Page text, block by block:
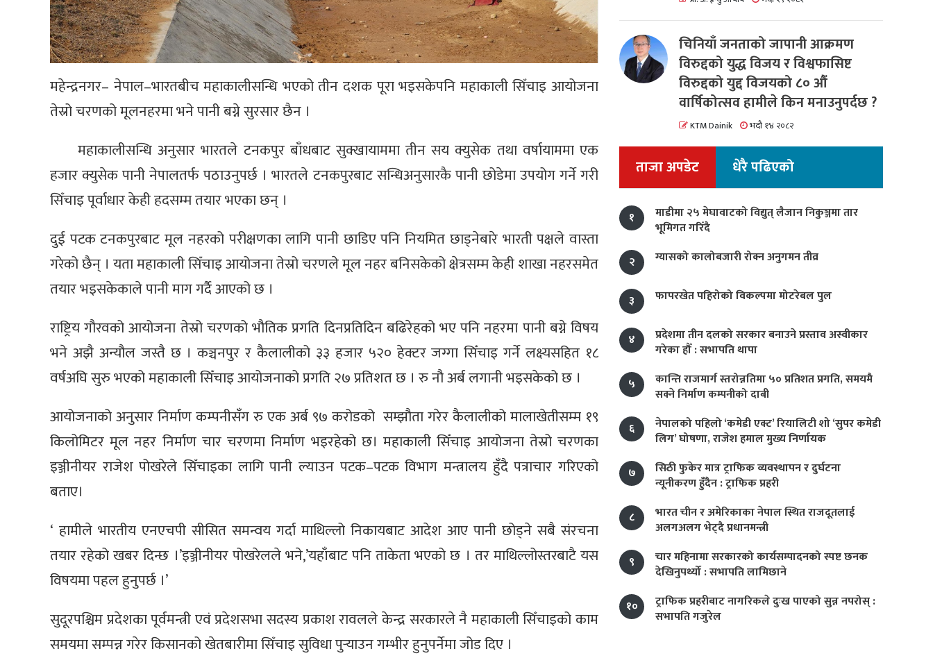
महेन्द्रनगर– नेपाल–भारतबीच महाकालीसन्धि भएको तीन दशक पूरा भइसकेपनि महाकाली सिँचाइ आयोजना
तेस्रो चरणको मूलनहरमा भने पानी बग्ने सुरसार छैन ।
महाकालीसन्धि अनुसार भारतले टनकपुर बाँधबाट सुक्खायाममा तीन सय क्युसेक तथा वर्षायाममा एक
हजार क्युसेक पानी नेपालतर्फ पठाउनुपर्छ । भारतले टनकपुरबाट सन्धिअनुसारकै पानी छोडेमा उपयोग गर्ने गरी
सिँचाइ पूर्वाधार केही हदसम्म तयार भएका छन् ।
दुई पटक टनकपुरबाट मूल नहरको परीक्षणका लागि पानी छाडिए पनि नियमित छाड्नेबारे भारती पक्षले वास्ता
गरेको छैन् । यता महाकाली सिँचाइ आयोजना तेस्रो चरणले मूल नहर बनिसकेको क्षेत्रसम्म केही शाखा नहरसमेत
तयार भइसकेकाले पानी माग गर्दै आएको छ ।
राष्ट्रिय गौरवको आयोजना तेस्रो चरणको भौतिक प्रगति दिनप्रतिदिन बढिरेहको भए पनि नहरमा पानी बग्ने विषय
भने अझै अन्यौल जस्तै छ । कञ्चनपुर र कैलालीको ३३ हजार ५२० हेक्टर जग्गा सिँचाइ गर्ने लक्ष्यसहित १८
वर्षअघि सुरु भएको महाकाली सिँचाइ आयोजनाको प्रगति २७ प्रतिशत छ । रु नौ अर्ब लगानी भइसकेको छ ।
आयोजनाको अनुसार निर्माण कम्पनीसँग रु एक अर्ब ९७ करोडको सम्झौता गरेर कैलालीको मालाखेतीसम्म १९
किलोमिटर मूल नहर निर्माण चार चरणमा निर्माण भइरहेको छ। महाकाली सिँचाइ आयोजना तेस्रो चरणका
इञ्जीनीयर राजेश पोखरेले सिँचाइका लागि पानी ल्याउन पटक–पटक विभाग मन्त्रालय हुँदै पत्राचार गरिएको
बताए।
‘ हामीले भारतीय एनएचपी सीसित समन्वय गर्दा माथिल्लो निकायबाट आदेश आए पानी छोड्ने सबै संरचना
तयार रहेको खबर दिन्छ ।’इञ्जीनीयर पोखरेलले भने,’यहाँबाट पनि ताकेता भएको छ । तर माथिल्लोस्तरबाटै यस
विषयमा पहल हुनुपर्छ ।’
सुदूरपश्चिम प्रदेशका पूर्वमन्त्री एवं प्रदेशसभा सदस्य प्रकाश रावलले केन्द्र सरकारले नै महाकाली सिँचाइको काम
समयमा सम्पन्न गरेर किसानको खेतबारीमा सिँचाइ सुविधा पुर्‍याउन गम्भीर हुनुपर्नेमा जोड दिए ।
चिनियाँ जनताको जापानी आक्रमण
विरुद्दको युद्ध विजय र विश्वफासिष्ट
विरुद्दको युद्द विजयको ८० औं
वार्षिकोत्सव हामीले किन मनाउनुपर्दछ ?
KTM Dainik भदौ १४ २०८२
ताजा अपडेट धेरै पढिएको
१
माडीमा २५ मेघावाटको विद्युत् लैजान निकुञ्जमा तार
भूमिगत गरिँदै
२
ग्यासको कालोबजारी रोक्न अनुगमन तीव्र
३ फापरखेत पहिरोको विकल्पमा मोटरेबल पुल
४
प्रदेशमा तीन दलको सरकार बनाउने प्रस्ताव अस्वीकार
गरेका हौँ : सभापति थापा
५
कान्ति राजमार्ग स्तरोन्नतिमा ५० प्रतिशत प्रगति, समयमै
सक्ने निर्माण कम्पनीको दाबी
६
नेपालको पहिलो ‘कमेडी एक्ट’ रियालिटी शो ‘सुपर कमेडी
लिग’ घोषणा, राजेश हमाल मुख्य निर्णायक
७
सिठी फुकेर मात्र ट्राफिक व्यवस्थापन र दुर्घटना
न्यूनीकरण हुँदैन : ट्राफिक प्रहरी
८
भारत चीन र अमेरिकाका नेपाल स्थित राजदूतलाई
अलगअलग भेट्दै प्रधानमन्त्री
९
चार महिनामा सरकारको कार्यसम्पादनको स्पष्ट छनक
देखिनुपर्थ्यो : सभापति लामिछाने
१०
ट्राफिक प्रहरीबाट नागरिकले दुःख पाएको सुन्न नपरोस् :
सभापति गजुरेल